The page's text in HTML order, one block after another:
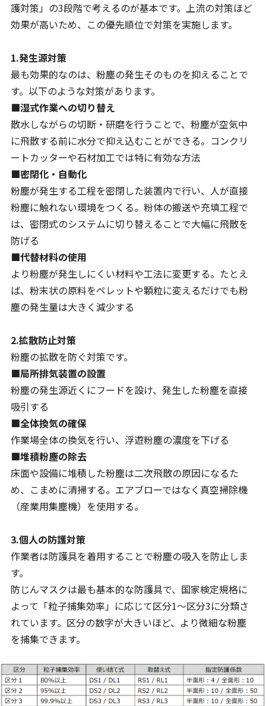
護対策」の3段階で考えるのが基本です。上流の対策ほど
効果が高いため、この優先順位で対策を実施します。
1.発生源対策
最も効果的なのは、粉塵の発生そのものを抑えることで
す。以下のような対策があります。
■湿式作業への切り替え
散水しながらの切断・研磨を行うことで、粉塵が空気中
に飛散する前に水分で抑え込むことができる。コンクリ
ートカッターや石材加工では特に有効な方法
■密閉化・自動化
粉塵が発生する工程を密閉した装置内で行い、人が直接
粉塵に触れない環境をつくる。粉体の搬送や充填工程で
は、密閉式のシステムに切り替えることで大幅に飛散を
防げる
■代替材料の使用
より粉塵が発生しにくい材料や工法に変更する。たとえ
ば、粉末状の原料をペレットや顆粒に変えるだけでも粉
塵の発生量は大きく減少する
2.拡散防止対策
粉塵の拡散を防ぐ対策です。
■局所排気装置の設置
粉塵の発生源近くにフードを設け、発生した粉塵を直接
吸引する
■全体換気の確保
作業場全体の換気を行い、浮遊粉塵の濃度を下げる
■堆積粉塵の除去
床面や設備に堆積した粉塵は二次飛散の原因になるた
め、こまめに清掃する。エアブローではなく真空掃除機
（産業用集塵機）を使用する。
3.個人の防護対策
作業者は防護具を着用することで粉塵の吸入を防止しま
す。
防じんマスクは最も基本的な防護具で、国家検定規格に
よって「粒子捕集効率」に応じて区分1〜区分3に分類さ
れています。区分の数字が大きいほど、より微細な粉塵
を捕集できます。